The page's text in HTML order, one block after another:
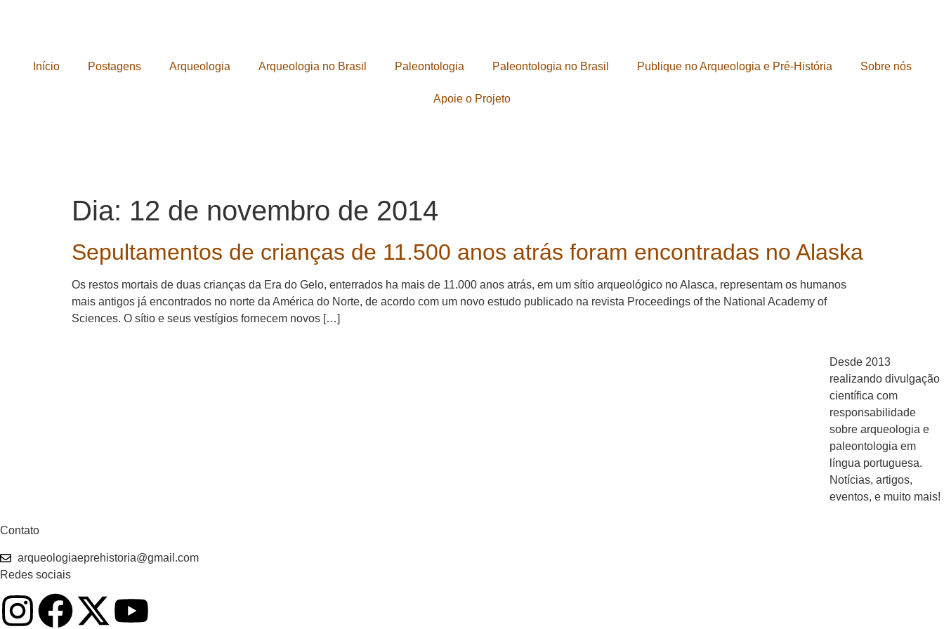
Início Postagens Arqueologia Arqueologia no Brasil Paleontologia Paleontologia no Brasil Publique no Arqueologia e Pré-História Sobre nós
Apoie o Projeto
Dia: 12 de novembro de 2014
Sepultamentos de crianças de 11.500 anos atrás foram encontradas no Alaska
Os restos mortais de duas crianças da Era do Gelo, enterrados ha mais de 11.000 anos atrás, em um sítio arqueológico no Alasca, representam os humanos
mais antigos já encontrados no norte da América do Norte, de acordo com um novo estudo publicado na revista Proceedings of the National Academy of
Sciences. O sítio e seus vestígios fornecem novos […]
Desde 2013
realizando divulgação
científica com
responsabilidade
sobre arqueologia e
paleontologia em
língua portuguesa.
Notícias, artigos,
eventos, e muito mais!
Contato
arqueologiaeprehistoria@gmail.com
Redes sociais